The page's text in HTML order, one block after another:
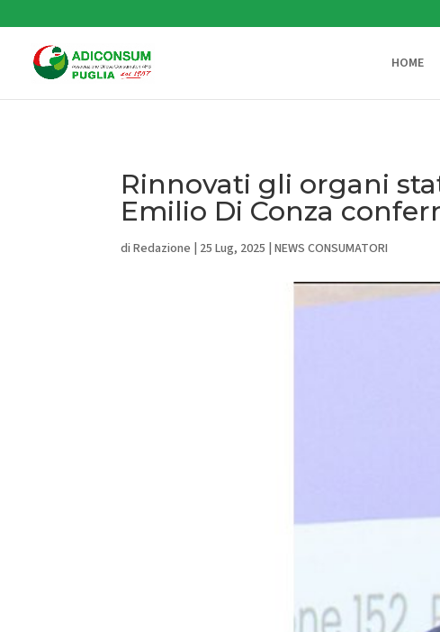
HOME
Rinnovati gli organi
Emilio Di Conza
diRedazione 25 Lug, 2025 |NEWS CONSUMATORI